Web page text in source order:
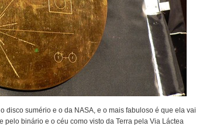
disco sumério e o da NASA, e o mais fabuloso é que ela vai
pelo binário e o céu como visto da Terra pela Via Láctea